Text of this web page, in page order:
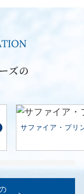
ズの
サファイア・プリ